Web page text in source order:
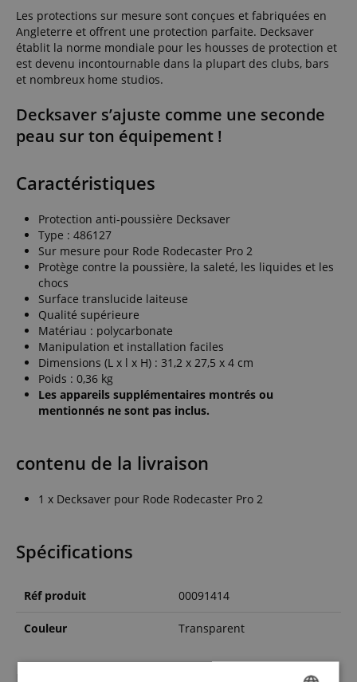
Les protections sur mesure sont conçues et fabriquées en
Angleterre et offrent une protection parfaite. Decksaver
établit la norme mondiale pour les housses de protection et
est devenu incontournable dans la plupart des clubs, bars
et nombreux home studios.
Decksaver s’ajuste comme une seconde
peau sur ton équipement !
Caractéristiques
Protection anti-poussière Decksaver
Type : 486127
Sur mesure pour Rode Rodecaster Pro 2
Protège contre la poussière, la saleté, les liquides et les
chocs
Surface translucide laiteuse
Qualité supérieure
Matériau : polycarbonate
Manipulation et installation faciles
Dimensions (L x l x H) : 31,2 x 27,5 x 4 cm
Poids : 0,36 kg
Les appareils supplémentaires montrés ou
mentionnés ne sont pas inclus.
contenu de la livraison
1 x Decksaver pour Rode Rodecaster Pro 2
Spécifications
Réf produit 00091414
Couleur Transparent